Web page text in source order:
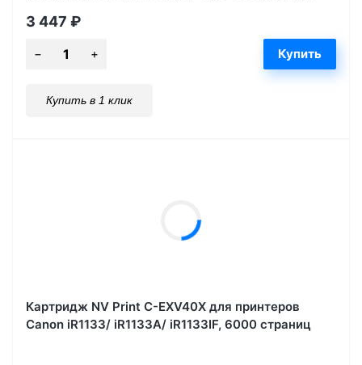
3 447 ₽
Купить в 1 клик
Картридж NV Print C-EXV40X для принтеров
Canon iR1133/ iR1133A/ iR1133IF, 6000 страниц